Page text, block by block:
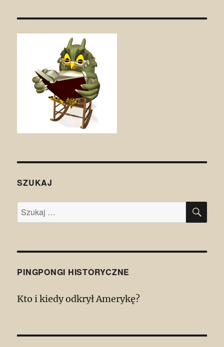
SZUKAJ
Szukaj:
PINGPONGI HISTORYCZNE
Kto i kiedy odkrył Amerykę?